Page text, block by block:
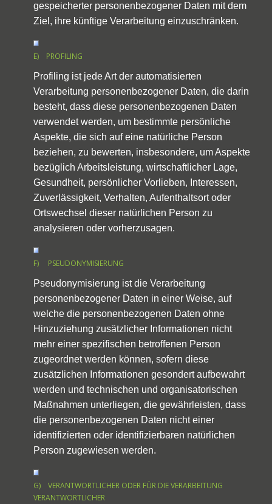
gespeicherter personenbezogener Daten mit dem
Ziel, ihre künftige Verarbeitung einzuschränken.
E) PROFILING
Profiling ist jede Art der automatisierten
Verarbeitung personenbezogener Daten, die darin
besteht, dass diese personenbezogenen Daten
verwendet werden, um bestimmte persönliche
Aspekte, die sich auf eine natürliche Person
beziehen, zu bewerten, insbesondere, um Aspekte
bezüglich Arbeitsleistung, wirtschaftlicher Lage,
Gesundheit, persönlicher Vorlieben, Interessen,
Zuverlässigkeit, Verhalten, Aufenthaltsort oder
Ortswechsel dieser natürlichen Person zu
analysieren oder vorherzusagen.
F) PSEUDONYMISIERUNG
Pseudonymisierung ist die Verarbeitung
personenbezogener Daten in einer Weise, auf
welche die personenbezogenen Daten ohne
Hinzuziehung zusätzlicher Informationen nicht
mehr einer spezifischen betroffenen Person
zugeordnet werden können, sofern diese
zusätzlichen Informationen gesondert aufbewahrt
werden und technischen und organisatorischen
Maßnahmen unterliegen, die gewährleisten, dass
die personenbezogenen Daten nicht einer
identifizierten oder identifizierbaren natürlichen
Person zugewiesen werden.
G) VERANTWORTLICHER ODER FÜR DIE VERARBEITUNG
VERANTWORTLICHER